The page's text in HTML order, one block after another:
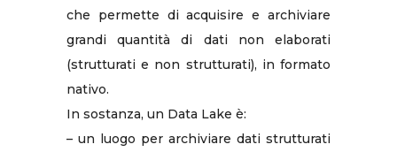
che permette di acquisire e archiviare
grandi quantità di dati non elaborati
(strutturati e non strutturati), in formato
nativo.
In sostanza, un Data Lake è:
– un luogo per archiviare dati strutturati